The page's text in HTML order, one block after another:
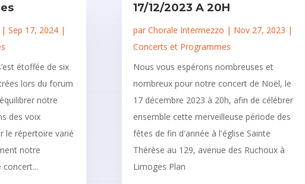
|Sep 17, 2024 |
étoffée de six
lors du forum
notre
des voix
le répertoire varié
notre
17/12/2023 A 20H
par Chorale Intermezzo | Nov 27, 2023 |
Concerts et Programmes
Nous vous espérons nombreuses et
nombreux pour notre concert de Noël, le
17 décembre 2023 à 20h, afin de célébrer
ensemble cette merveilleuse période des
fêtes de fin d'année à l'église Sainte
Thérèse au 129, avenue des Ruchoux à
Limoges Plan